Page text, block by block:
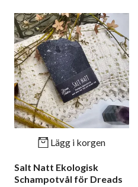
Lägg i korgen
Salt Natt Ekologisk
Schampotvål för Dreads